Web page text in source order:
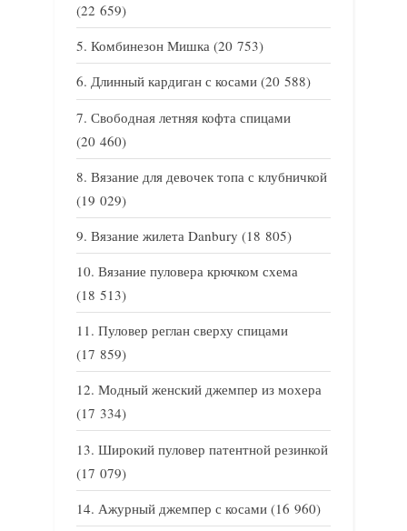
(22 659)
Комбинезон Мишка (20 753)
Длинный кардиган с косами (20 588)
Свободная летняя кофта спицами
(20 460)
Вязание для девочек топа с клубничкой
(19 029)
Вязание жилета Danbury (18 805)
Вязание пуловера крючком схема
(18 513)
Пуловер реглан сверху спицами
(17 859)
Модный женский джемпер из мохера
(17 334)
Широкий пуловер патентной резинкой
(17 079)
Ажурный джемпер с косами (16 960)